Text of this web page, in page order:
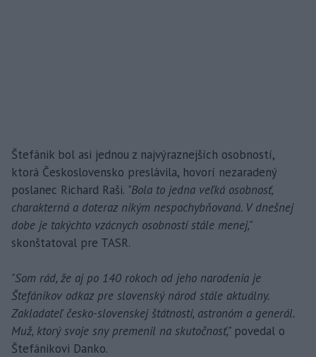
Štefánik bol asi jednou z najvýraznejších osobností,
ktorá Československo preslávila, hovorí nezaradený
poslanec Richard Raši. "Bola to jedna veľká osobnosť,
charakterná a doteraz nikým nespochybňovaná. V dnešnej
dobe je takýchto vzácnych osobností stále menej,"
skonštatoval pre TASR.
"Som rád, že aj po 140 rokoch od jeho narodenia je
Štefánikov odkaz pre slovenský národ stále aktuálny.
Zakladateľ česko-slovenskej štátnosti, astronóm a generál.
Muž, ktorý svoje sny premenil na skutočnosť," povedal o
Štefánikovi Danko.